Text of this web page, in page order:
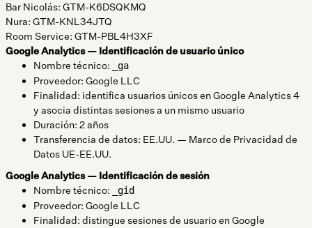
Bar Nicolás: GTM-K6DSQKMQ
Nura: GTM-KNL34JTQ
Room Service: GTM-PBL4H3XF
Google Analytics — Identificación de usuario único
Nombre técnico:
_ga
Proveedor: Google LLC
Finalidad: identifica usuarios únicos en Google Analytics 4
y asocia distintas sesiones a un mismo usuario
Duración: 2 años
Transferencia de datos: EE.UU. — Marco de Privacidad de
Datos UE-EE.UU.
Google Analytics — Identificación de sesión
Nombre técnico:
_gid
Proveedor: Google LLC
Finalidad: distingue sesiones de usuario en Google